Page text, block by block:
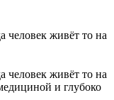
человек живёт то на
человек живёт то на
и глубоко